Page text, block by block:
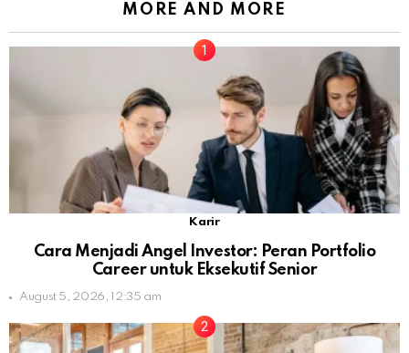
MORE AND MORE
Karir
Cara Menjadi Angel Investor: Peran Portfolio
Career untuk Eksekutif Senior
August 5, 2026, 12:35 am